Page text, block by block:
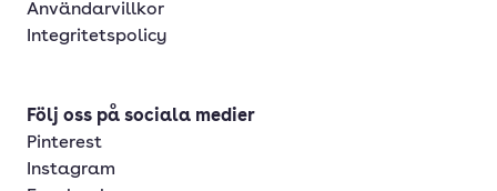
Användarvillkor
Integritetspolicy
Följ oss på sociala medier
Pinterest
Instagram